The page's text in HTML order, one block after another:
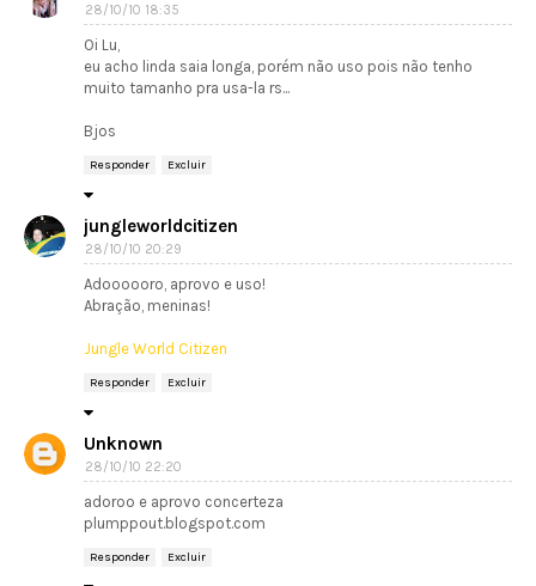
28/10/10 18:35
Oi Lu,
eu acho linda saia longa, porém não uso pois não tenho
muito tamanho pra usa-la rs...
Bjos
Responder Excluir
jungleworldcitizen
28/10/10 20:29
Adoooooro, aprovo e uso!
Abração, meninas!
Jungle World Citizen
Responder Excluir
Unknown
28/10/10 22:20
adoroo e aprovo concerteza
plumppout.blogspot.com
Responder Excluir